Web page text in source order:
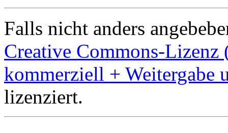
Falls nicht anders
Creative Commons-Lizenz
kommerziell + Weitergabe
lizenziert.